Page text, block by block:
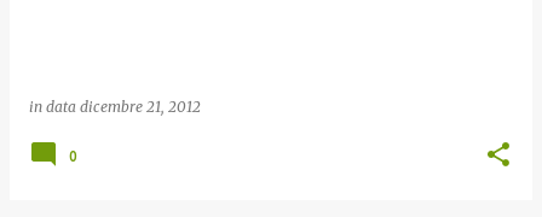
in data dicembre 21, 2012
0